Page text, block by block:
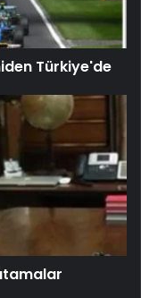
Türkiye'de